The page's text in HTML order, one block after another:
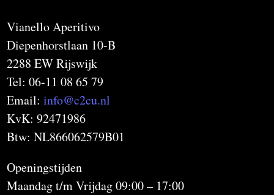
Vianello Aperitivo
Diepenhorstlaan 10-B
2288 EW Rijswijk
Tel: 06-11 08 65 79
Email:info@c2cu.nl
KvK: 92471986
Btw: NL866062579B01
Openingstijden
Maandag t/m Vrijdag 09:00 – 17:00